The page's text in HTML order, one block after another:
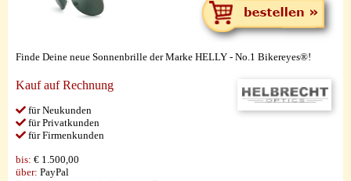
Finde Deine neue Sonnenbrille der Marke HELLY - No.1 Bikereyes®!
Kauf auf Rechnung
für Neukunden
für Privatkunden
für Firmenkunden
bis: € 1.500,00
über: PayPal